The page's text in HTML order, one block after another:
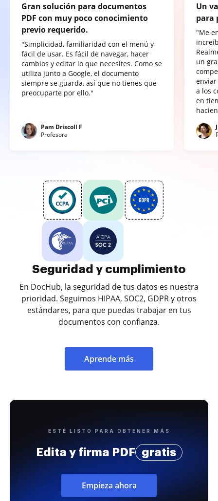
Gran solución para documentos
PDF con muy poco conocimiento
previo requerido.
"Simplicidad, familiaridad con el menú y
fácil de usar. Es fácil de navegar, hacer
cambios y editar lo que necesites. Como se
utiliza junto a Google, el documento
siempre se guarda, así que no tienes que
preocuparte por ello."
Pam Driscoll F
Profesora
Un
para
"Me
un
a los
en
Seguridad y cumplimiento
En DocHub, la seguridad de tus datos es nuestra
prioridad. Seguimos HIPAA, SOC2, GDPR y otros
estándares, para que puedas trabajar en tus
documentos con confianza.
Aprende más
ESTÉ LISTO PARA OBTENER MÁS
Edita y firma PDF gratis
Empieza ahora